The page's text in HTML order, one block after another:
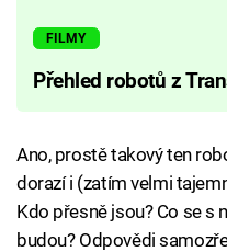
FILMY
Přehled robotů z
Ano, prostě takový ten
dorazí i (zatím velmi
Kdo přesně jsou? Co se s
budou? Odpovědi